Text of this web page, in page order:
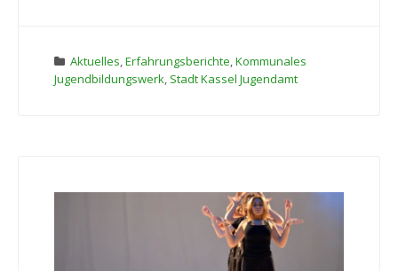
Aktuelles,Erfahrungsberichte,Kommunales
Jugendbildungswerk, Stadt Kassel Jugendamt